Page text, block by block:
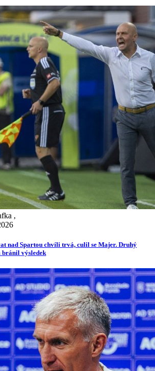
,
nad Spartou chvíli trvá, culil se Majer. Druhý
bránil výsledek